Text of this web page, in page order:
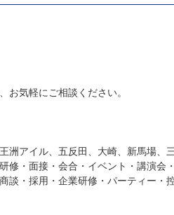
お気軽にご相談ください。
洲アイル、五反田、大崎、新馬場、
修・面接・会合・イベント・講演会
談・採用・企業研修・パーティー・